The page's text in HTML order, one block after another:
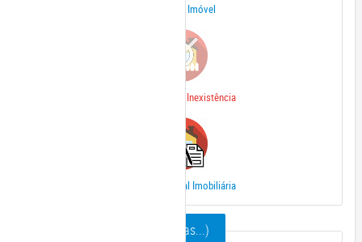
Dados do Imóvel
Declaração de Inexistência
Ficha Cadastral Imobiliária
Mobiliário (ISSQN / Taxas...)